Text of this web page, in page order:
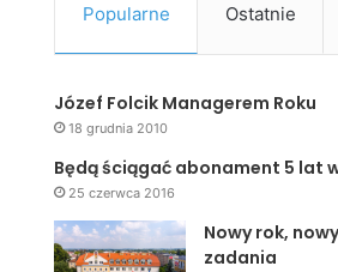
Popularne Ostatnie
Józef Folcik Managerem Roku
18 grudnia 2010
Będą ściągać abonament 5 lat
25 czerwca 2016
Nowy rok,
zadania